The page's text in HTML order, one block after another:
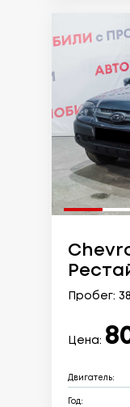
Пробег:
Цена:
Двигатель:
Год: